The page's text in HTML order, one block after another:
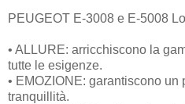
PEUGEOT E-3008 e E-5008
• ALLURE: arricchiscono la
tutte le esigenze.
• EMOZIONE: garantiscono un
tranquillità.